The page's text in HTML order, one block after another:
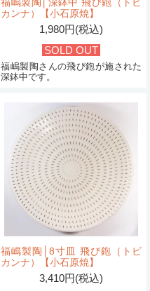
カンナ）【小石原焼】
1,980円(税込)
SOLD OUT
福嶋製陶さんの飛び鉋が施された
深鉢中です。
福嶋製陶│8寸皿 飛び鉋（トビ
カンナ）【小石原焼】
3,410円(税込)